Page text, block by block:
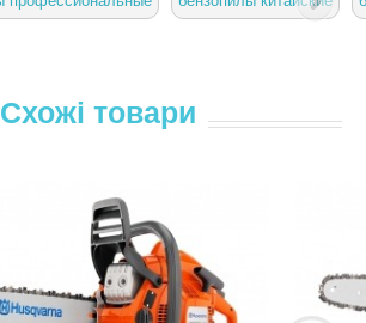
Схожі товари